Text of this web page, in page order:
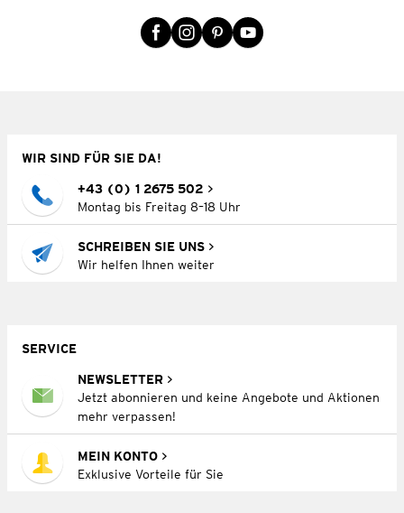
WIR SIND FÜR SIE DA!
+43 (0) 1 2675 502
Montag bis Freitag 8–18 Uhr
SCHREIBEN SIE UNS
Wir helfen Ihnen weiter
SERVICE
NEWSLETTER
Jetzt abonnieren und keine Angebote und Aktionen
mehr verpassen!
MEIN KONTO
Exklusive Vorteile für Sie